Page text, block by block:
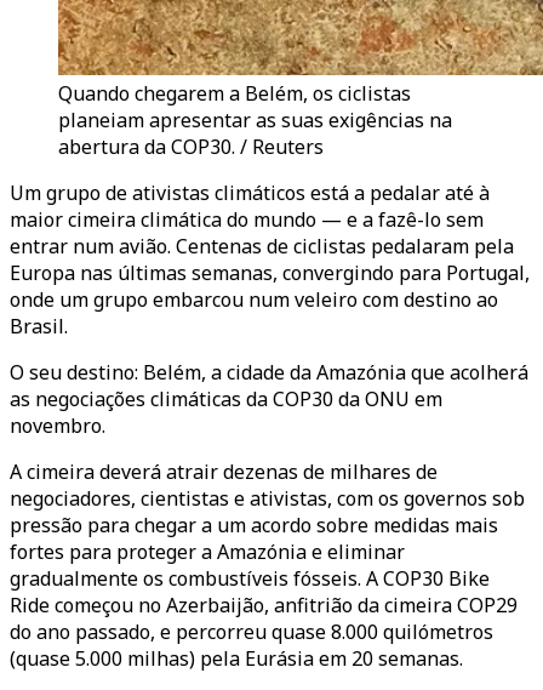
Quando chegarem a Belém, os ciclistas
planeiam apresentar as suas exigências na
abertura da COP30. / Reuters
Um grupo de ativistas climáticos está a pedalar até à
maior cimeira climática do mundo — e a fazê-lo sem
entrar num avião. Centenas de ciclistas pedalaram pela
Europa nas últimas semanas, convergindo para Portugal,
onde um grupo embarcou num veleiro com destino ao
Brasil.
O seu destino: Belém, a cidade da Amazónia que acolherá
as negociações climáticas da COP30 da ONU em
novembro.
A cimeira deverá atrair dezenas de milhares de
negociadores, cientistas e ativistas, com os governos sob
pressão para chegar a um acordo sobre medidas mais
fortes para proteger a Amazónia e eliminar
gradualmente os combustíveis fósseis. A COP30 Bike
Ride começou no Azerbaijão, anfitrião da cimeira COP29
do ano passado, e percorreu quase 8.000 quilómetros
(quase 5.000 milhas) pela Eurásia em 20 semanas.